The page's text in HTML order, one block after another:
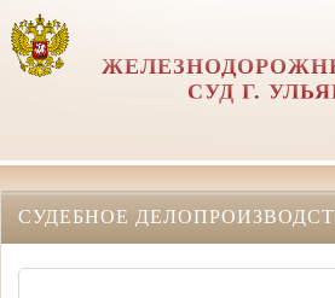
СУД Г.
СУДЕБНОЕ